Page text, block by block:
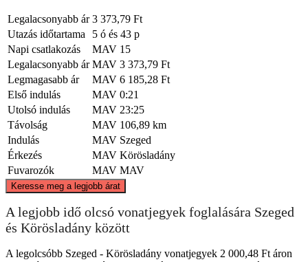
Legalacsonyabb ár 3 373,79 Ft
Utazás időtartama
5 ó és 43 p
Napi csatlakozás
MAV 15
Legalacsonyabb ár MAV 3 373,79 Ft
Legmagasabb ár
MAV 6 185,28 Ft
Első indulás
MAV 0:21
Utolsó indulás
MAV 23:25
Távolság
MAV 106,89 km
Indulás
MAV Szeged
Érkezés
MAV Körösladány
Fuvarozók
MAV MAV
Keresse meg a legjobb árat
A legjobb idő olcsó vonatjegyek foglalására Szeged
és Körösladány között
A legolcsóbb Szeged - Körösladány vonatjegyek 2 000,48 Ft áron